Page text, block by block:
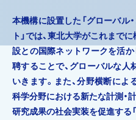
本機構に設置した「グローバル
ト」では、東北大学がこれまで
設との国際ネットワークを活
聘することで、グローバルな
いきます。また、分野横断に
科学分野における新たな計測・
研究成果の社会実装を促進する